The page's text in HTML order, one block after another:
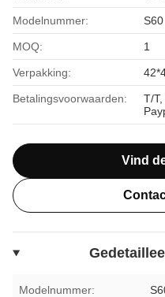
Modelnummer: S60
MOQ: 1
Verpakking:
Betalingsvoorwaarden:
T/
Vind
Modelnummer: